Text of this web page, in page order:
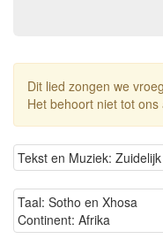
Dit lied zongen we
Het behoort niet tot
Tekst en Muziek:
Taal: Sotho en Xhosa
Continent: Afrika